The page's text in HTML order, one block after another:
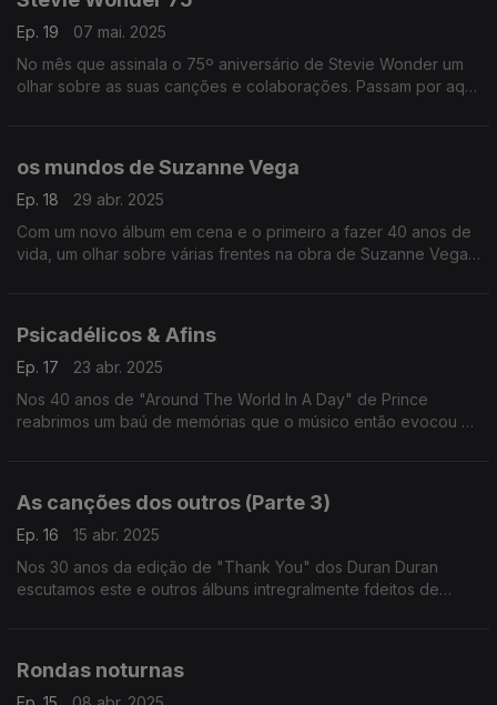
Ep. 19
07 mai. 2025
No mês que assinala o 75º aniversário de Stevie Wonder um
olhar sobre as suas canções e colaborações. Passam por aqui
os mundos de Suzanne Vega
Ep. 18
29 abr. 2025
Com um novo álbum em cena e o primeiro a fazer 40 anos de
vida, um olhar sobre várias frentes na obra de Suzanne Vega
Psicadélicos & Afins
Ep. 17
23 abr. 2025
Nos 40 anos de "Around The World In A Day" de Prince
reabrimos um baú de memórias que o músico então evocou e
As canções dos outros (Parte 3)
Ep. 16
15 abr. 2025
Nos 30 anos da edição de "Thank You" dos Duran Duran
escutamos este e outros álbuns intregralmente fdeitos de
Rondas noturnas